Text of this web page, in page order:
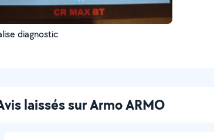
diagnostic
laissés sur Armo ARMO